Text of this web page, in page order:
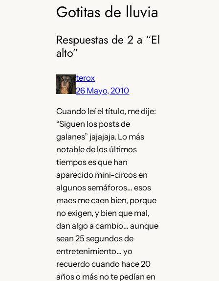
Gotitas de lluvia
Respuestas de 2 a “El
alto”
terox
26 Mayo, 2010
Cuando leí el título, me dije:
“Siguen los posts de
galanes” jajajaja. Lo más
notable de los últimos
tiempos es que han
aparecido mini-circos en
algunos semáforos… esos
maes me caen bien, porque
no exigen, y bien que mal,
dan algo a cambio… aunque
sean 25 segundos de
entretenimiento… yo
recuerdo cuando hace 20
años o más no te pedían en